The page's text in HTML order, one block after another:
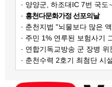
· 양양군, 하조대IC 7번 국
· 홍천다문화가정 선포의날
· 춘천지법 "뇌물보다 많은 액
· 주민 1% 연루된 보험사기
· 연합기독교방송 군 장병 위
· 춘천수력 2호기 최첨단 시설 교체, 연간